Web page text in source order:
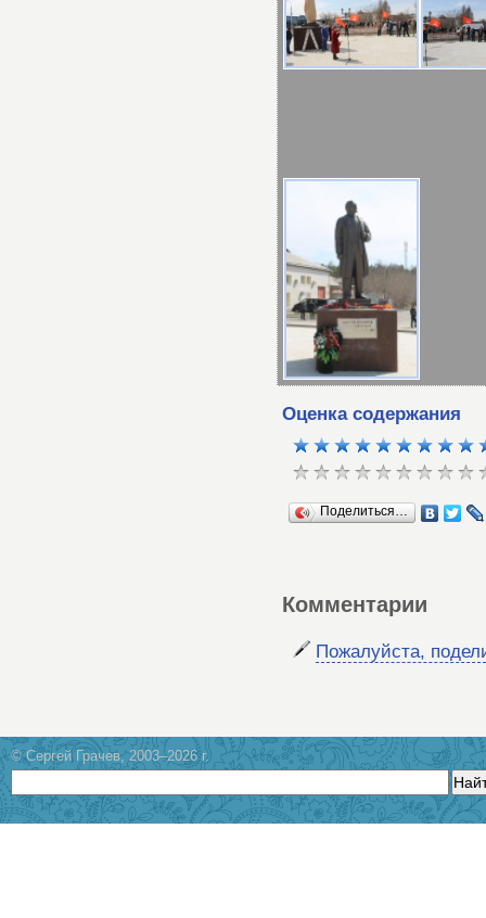
Оценка содержания
Поделиться…
Комментарии
Пожалуйста,
© Сергей Грачев, 2003–2026 г.